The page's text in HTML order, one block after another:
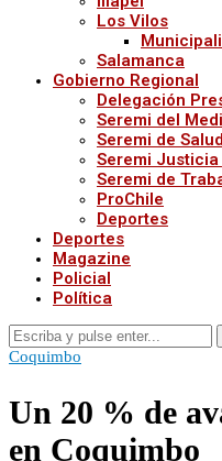
Los Vilos
Salamanca
Gobierno Regional
Delegación
Seremi del
Seremi de Salud
Seremi Justicia
Seremi de
ProChile
Deportes
Deportes
Magazine
Policial
Política
Coquimbo
Un 20 % de
en Coquimbo